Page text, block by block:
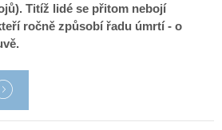
Titíž lidé se přitom nebojí
ročně způsobí řadu úmrtí - o